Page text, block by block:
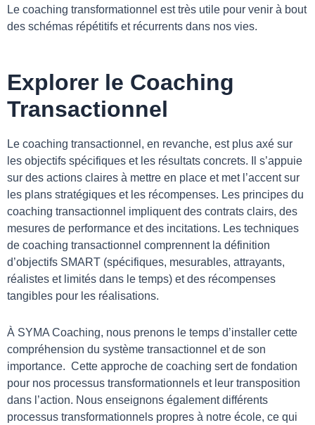
Le coaching transformationnel est très utile pour venir à bout
des schémas répétitifs et récurrents dans nos vies.
Explorer le Coaching
Transactionnel
Le coaching transactionnel, en revanche, est plus axé sur
les objectifs spécifiques et les résultats concrets. Il s’appuie
sur des actions claires à mettre en place et met l’accent sur
les plans stratégiques et les récompenses. Les principes du
coaching transactionnel impliquent des contrats clairs, des
mesures de performance et des incitations. Les techniques
de coaching transactionnel comprennent la définition
d’objectifs SMART (spécifiques, mesurables, attrayants,
réalistes et limités dans le temps) et des récompenses
tangibles pour les réalisations.
À SYMA Coaching, nous prenons le temps d’installer cette
compréhension du système transactionnel et de son
importance. Cette approche de coaching sert de fondation
pour nos processus transformationnels et leur transposition
dans l’action. Nous enseignons également différents
processus transformationnels propres à notre école, ce qui